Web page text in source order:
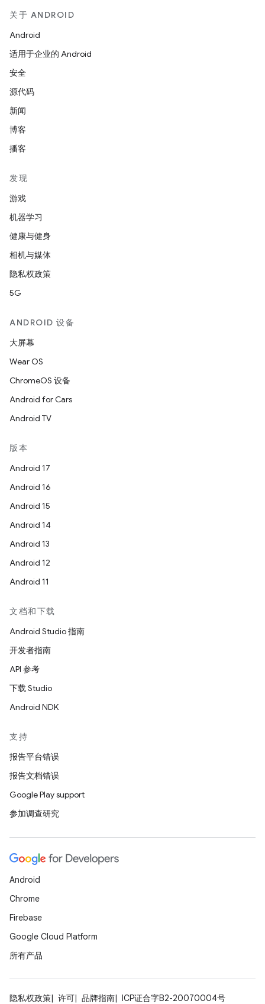
关于 ANDROID
Android
适用于企业的 Android
安全
源代码
新闻
博客
播客
发现
游戏
机器学习
健康与健身
相机与媒体
隐私权政策
5G
ANDROID 设备
大屏幕
Wear OS
ChromeOS 设备
Android for Cars
Android TV
版本
Android 17
Android 16
Android 15
Android 14
Android 13
Android 12
Android 11
文档和下载
Android Studio 指南
开发者指南
API 参考
下载 Studio
Android NDK
支持
报告平台错误
报告文档错误
Google Play support
参加调查研究
Android
Chrome
Firebase
Google Cloud Platform
所有产品
隐私权政策 许可 品牌指南
ICP证合字B2-20070004号